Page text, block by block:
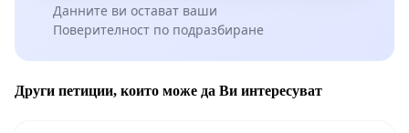
Данните ви остават ваши
Поверителност по подразбиране
Други петиции, които може да Ви интересуват